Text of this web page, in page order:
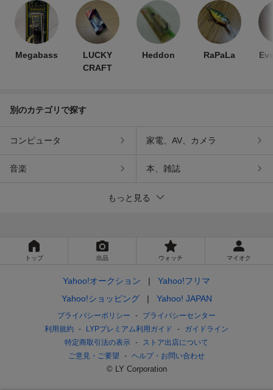
Megabass
LUCKY
CRAFT
Heddon RaPaLa
別のカテゴリで探す
コンピュータ 家電、AV、カメラ
音楽 本、雑誌
もっと見る
トップ 出品 ウォッチ マイオク
Yahoo!オークション
Yahoo!フリマ
Yahoo!ショッピング
Yahoo! JAPAN
プライバシーポリシー
プライバシーセンター
利用規約
LYPプレミアム利用ガイド
ガイドライン
特定商取引法の表示
ストア出店について
ご意見・ご要望
ヘルプ・お問い合わせ
© LY Corporation